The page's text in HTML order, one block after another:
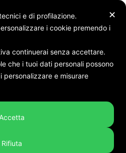
✕
e di profilazione.
i cookie premendo i
continuerai senza accettare.
che i tuoi dati personali possono
personalizzare e misurare
Accetta
Rifiuta